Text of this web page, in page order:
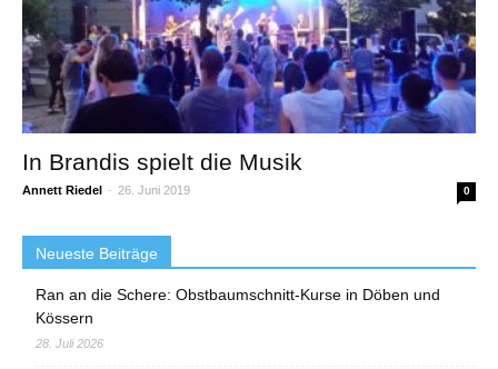
In Brandis spielt die Musik
Annett Riedel - 26. Juni 2019 0
Neueste Beiträge
Ran an die Schere: Obstbaumschnitt-Kurse in Döben und
Kössern
28. Juli 2026